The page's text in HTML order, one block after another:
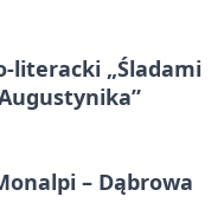
literacki „Śladami
– Dąbrowa